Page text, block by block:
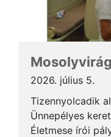
2026. július 5.
Tizennyolcadik
Ünnepélyes
Életmese írói